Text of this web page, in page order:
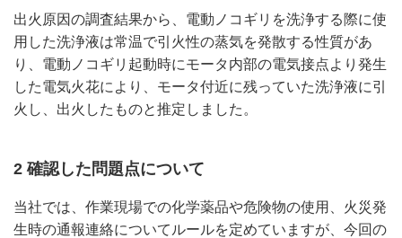
出火原因の調査結果から、電動ノコギリを洗浄する際に使
用した洗浄液は常温で引火性の蒸気を発散する性質があ
り、電動ノコギリ起動時にモータ内部の電気接点より発生
した電気火花により、モータ付近に残っていた洗浄液に引
火し、出火したものと推定しました。
2 確認した問題点について
当社では、作業現場での化学薬品や危険物の使用、火災発
生時の通報連絡についてルールを定めていますが、今回の